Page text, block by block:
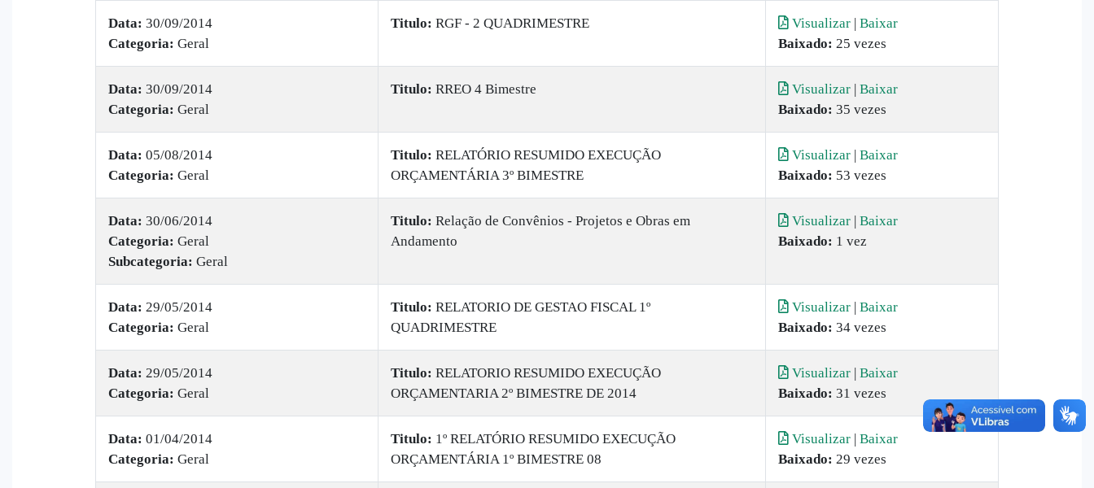
Data: 30/09/2014
Categoria: Geral
Titulo: RGF - 2 QUADRIMESTRE Visualizar | Baixar
Baixado: 25 vezes
Data: 30/09/2014
Categoria: Geral
Titulo: RREO 4 Bimestre Visualizar | Baixar
Baixado: 35 vezes
Data: 05/08/2014
Categoria: Geral
Titulo: RELATÓRIO RESUMIDO EXECUÇÃO
ORÇAMENTÁRIA 3º BIMESTRE
Visualizar | Baixar
Baixado: 53 vezes
Data: 30/06/2014
Categoria: Geral
Subcategoria: Geral
Titulo: Relação de Convênios - Projetos e Obras em
Andamento
Visualizar | Baixar
Baixado: 1 vez
Data: 29/05/2014
Categoria: Geral
Titulo: RELATORIO DE GESTAO FISCAL 1º
QUADRIMESTRE
Visualizar | Baixar
Baixado: 34 vezes
Data: 29/05/2014
Categoria: Geral
Titulo: RELATORIO RESUMIDO EXECUÇÃO
ORÇAMENTARIA 2º BIMESTRE DE 2014
Visualizar | Baixar
Baixado: 31 vezes
Data: 01/04/2014
Categoria: Geral
Titulo: 1º RELATÓRIO RESUMIDO EXECUÇÃO
ORÇAMENTÁRIA 1º BIMESTRE 08
Visualizar | Baixar
Baixado: 29 vezes